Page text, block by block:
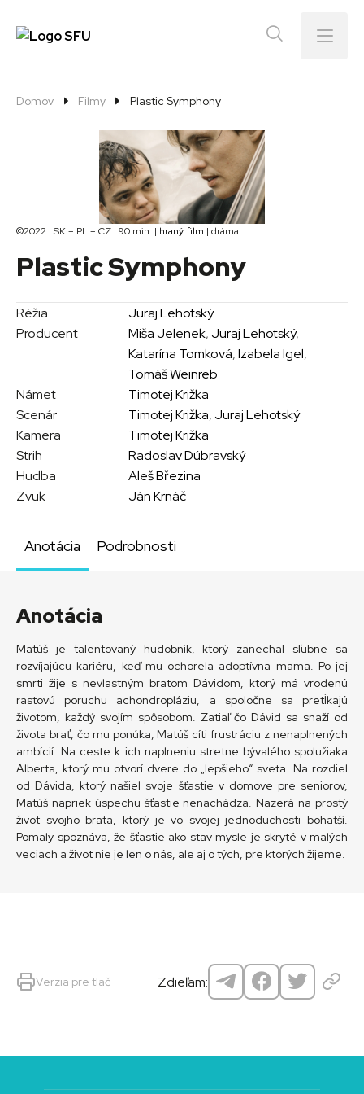
Menu
Domov Filmy Plastic Symphony
©2022 | SK – PL – CZ | 90 min. | hraný film | dráma
Plastic Symphony
Réžia
Juraj Lehotský
Producent
Miša Jelenek, Juraj Lehotský,
Katarína Tomková,Izabela Igel,
Tomáš Weinreb
Námet
Timotej Križka
Scenár
Timotej Križka, Juraj Lehotský
Kamera
Timotej Križka
Strih
Radoslav Dúbravský
Hudba
Aleš Březina
Zvuk
Ján Krnáč
Anotácia Podrobnosti
Anotácia
Matúš je talentovaný hudobník, ktorý zanechal sľubne sa
rozvíjajúcu kariéru, keď mu ochorela adoptívna mama. Po jej
smrti žije s nevlastným bratom Dávidom, ktorý má vrodenú
rastovú poruchu achondropláziu, a spoločne sa pretĺkajú
životom, každý svojím spôsobom. Zatiaľ čo Dávid sa snaží od
života brať, čo mu ponúka, Matúš cíti frustráciu z nenaplnených
ambícií. Na ceste k ich naplneniu stretne bývalého spolužiaka
Alberta, ktorý mu otvorí dvere do „lepšieho“ sveta. Na rozdiel
od Dávida, ktorý našiel svoje šťastie v domove pre seniorov,
Matúš napriek úspechu šťastie nenachádza. Nazerá na prostý
život svojho brata, ktorý je vo svojej jednoduchosti bohatší.
Pomaly spoznáva, že šťastie ako stav mysle je skryté v malých
veciach a život nie je len o nás, ale aj o tých, pre ktorých žijeme.
Verzia pre tlač Zdieľam: